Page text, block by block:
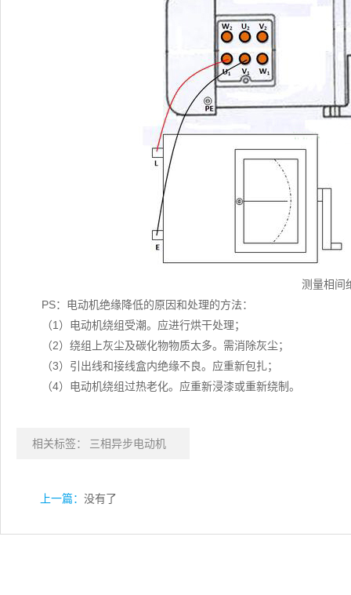
测量相间
PS：电动机绝缘降低的原因和处理的方法：
（1）电动机绕组受潮。应进行烘干处理；
（2）绕组上灰尘及碳化物物质太多。需消除灰尘；
（3）引出线和接线盒内绝缘不良。应重新包扎；
（4）电动机绕组过热老化。应重新浸漆或重新绕制。
相关标签： 三相异步电动机
上一篇： 没有了